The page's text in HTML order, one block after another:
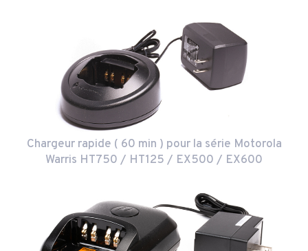
Chargeur rapide ( 60 min ) pour la série Motorola
Warris HT750 / HT125 / EX500 / EX600